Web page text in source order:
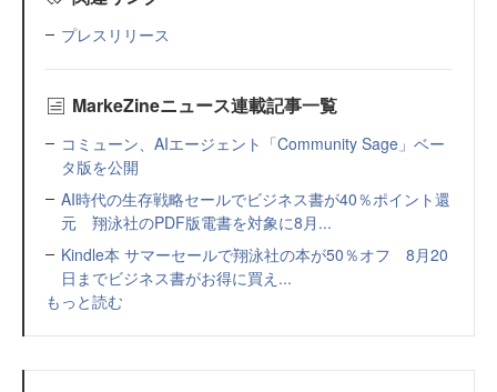
プレスリリース
MarkeZineニュース連載記事一覧
コミューン、AIエージェント「Community Sage」ベー
タ版を公開
AI時代の生存戦略セールでビジネス書が40％ポイント還
元 翔泳社のPDF版電書を対象に8月...
Kindle本 サマーセールで翔泳社の本が50％オフ 8月20
日までビジネス書がお得に買え...
もっと読む